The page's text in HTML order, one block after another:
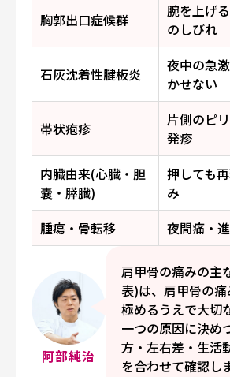
胸郭出口症候群
腕を上げ
のしびれ
石灰沈着性腱板炎
夜中の急
かせない
帯状疱疹
片側のピ
発疹
内臓由来(心臓・胆
嚢・膵臓)
押しても
み
腫瘍・骨転移
夜間痛・
阿部純治
肩甲骨の痛みの主
表)は、肩甲骨の
極めるうえで大切
一つの原因に決め
方・左右差・生活
を合わせて確認し